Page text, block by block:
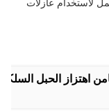
لاستخدام عازلات
اهتزاز الحبل السلكي